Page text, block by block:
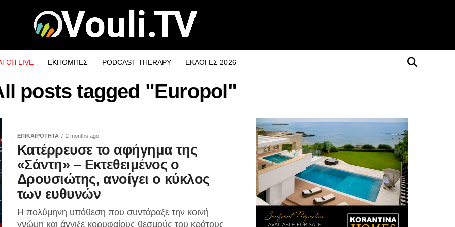
LIVE ΕΚΠΟΜΠΕΣ PODCAST THERAPY ΕΚΛΟΓΕΣ 2026
posts tagged "Europol"
ΕΠΙΚΑΙΡΟΤΗΤΑ 2 months ago
Κατέρρευσε το αφήγημα της
«Σάντη» – Εκτεθειμένος ο
Δρουσιώτης, ανοίγει ο κύκλος
των ευθυνών
Η πολύμηνη υπόθεση που συντάραξε την κοινή
γνώμη και άγγιξε κορυφαίους θεσμούς του κράτους